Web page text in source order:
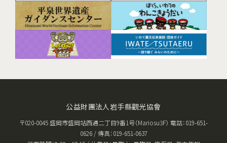
公益財團法人岩手縣觀光協會
〒020-0045 盛岡市盛岡站西通二丁目9番1号（Mariosu3F） 電話：019-651-
0626 / 傳真：019-651-0637